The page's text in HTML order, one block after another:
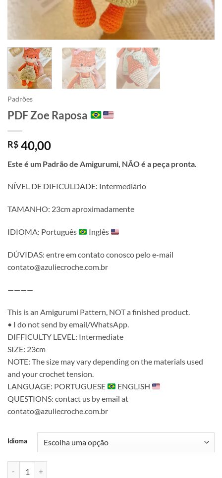
Padrões
PDF Zoe Raposa
R$ 40,00
Este é um Padrão de Amigurumi, NÃO é a peça pronta.
NÍVEL DE DIFICULDADE: Intermediário
TAMANHO: 23cm aproximadamente
IDIOMA: Português Inglês
DÚVIDAS: entre em contato conosco pelo e-mail
contato@azuliecroche.com.br
————
This is an Amigurumi Pattern, NOT a finished product.
• I do not send by email/WhatsApp.
DIFFICULTY LEVEL: Intermediate
SIZE: 23cm
NOTE: The size may vary depending on the materials used
and your crochet tension.
LANGUAGE: PORTUGUESE
ENGLISH
QUESTIONS: contact us by email at
contato@azuliecroche.com.br
Idioma